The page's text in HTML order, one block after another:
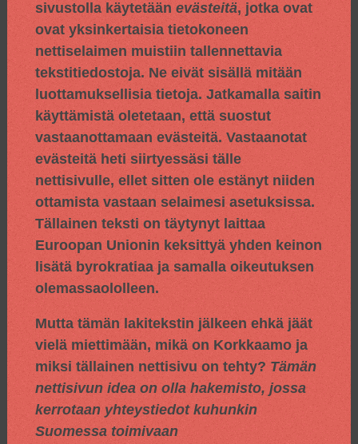
sivustolla käytetään evästeitä, jotka ovat
ovat yksinkertaisia tietokoneen
nettiselaimen muistiin tallennettavia
tekstitiedostoja. Ne eivät sisällä mitään
luottamuksellisia tietoja. Jatkamalla saitin
käyttämistä oletetaan, että suostut
vastaanottamaan evästeitä. Vastaanotat
evästeitä heti siirtyessäsi tälle
nettisivulle, ellet sitten ole estänyt niiden
ottamista vastaan selaimesi asetuksissa.
Tällainen teksti on täytynyt laittaa
Euroopan Unionin keksittyä yhden keinon
lisätä byrokratiaa ja samalla oikeutuksen
olemassaololleen.
Mutta tämän lakitekstin jälkeen ehkä jäät
vielä miettimään, mikä on Korkkaamo ja
miksi tällainen nettisivu on tehty? Tämän
nettisivun idea on olla hakemisto, jossa
kerrotaan yhteystiedot kuhunkin
Suomessa toimivaan